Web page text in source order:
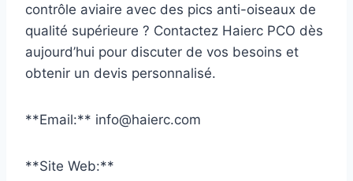
contrôle aviaire avec des pics anti-oiseaux de
qualité supérieure ? Contactez Haierc PCO dès
aujourd’hui pour discuter de vos besoins et
obtenir un devis personnalisé.
**Email:** info@haierc.com
**Site Web:**